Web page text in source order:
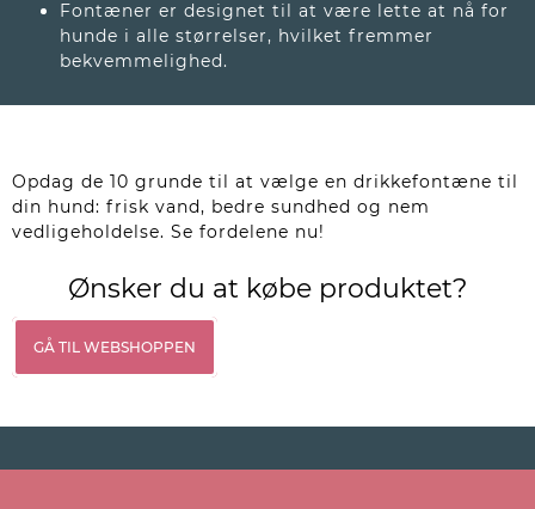
Fontæner er designet til at være lette at nå for
hunde i alle størrelser, hvilket fremmer
bekvemmelighed.
Opdag de 10 grunde til at vælge en drikkefontæne til
din hund: frisk vand, bedre sundhed og nem
vedligeholdelse. Se fordelene nu!
Ønsker du at købe produktet?
GÅ TIL WEBSHOPPEN